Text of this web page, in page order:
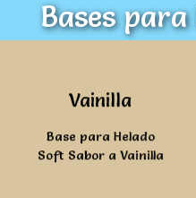
Bases
Vainilla
Base para Helado
Soft Sabor a Vainilla
Ver mas